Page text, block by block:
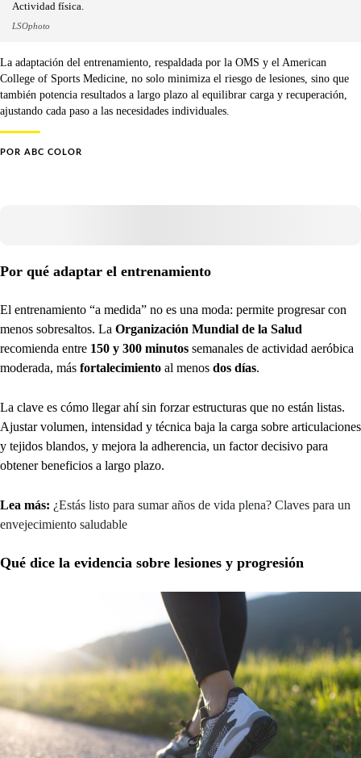
Actividad física.
LSOphoto
La adaptación del entrenamiento, respaldada por la OMS y el American
College of Sports Medicine, no solo minimiza el riesgo de lesiones, sino que
también potencia resultados a largo plazo al equilibrar carga y recuperación,
ajustando cada paso a las necesidades individuales.
POR ABC COLOR
Por qué adaptar el entrenamiento
El entrenamiento “a medida” no es una moda: permite progresar con
menos sobresaltos. La Organización Mundial de la Salud
recomienda entre 150 y 300 minutos semanales de actividad aeróbica
moderada, más fortalecimiento al menos dos días.
La clave es cómo llegar ahí sin forzar estructuras que no están listas.
Ajustar volumen, intensidad y técnica baja la carga sobre articulaciones
y tejidos blandos, y mejora la adherencia, un factor decisivo para
obtener beneficios a largo plazo.
Lea más: ¿Estás listo para sumar años de vida plena? Claves para un
envejecimiento saludable
Qué dice la evidencia sobre lesiones y progresión